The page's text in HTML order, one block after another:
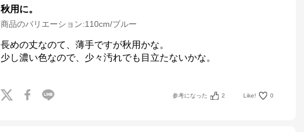
秋用に。
商品のバリエーション:110cm/ブルー
長めの丈なのて、薄手ですが秋用かな。
少し濃い色なので、少々汚れでも目立たないかな。
参考になった 2 Like! 0